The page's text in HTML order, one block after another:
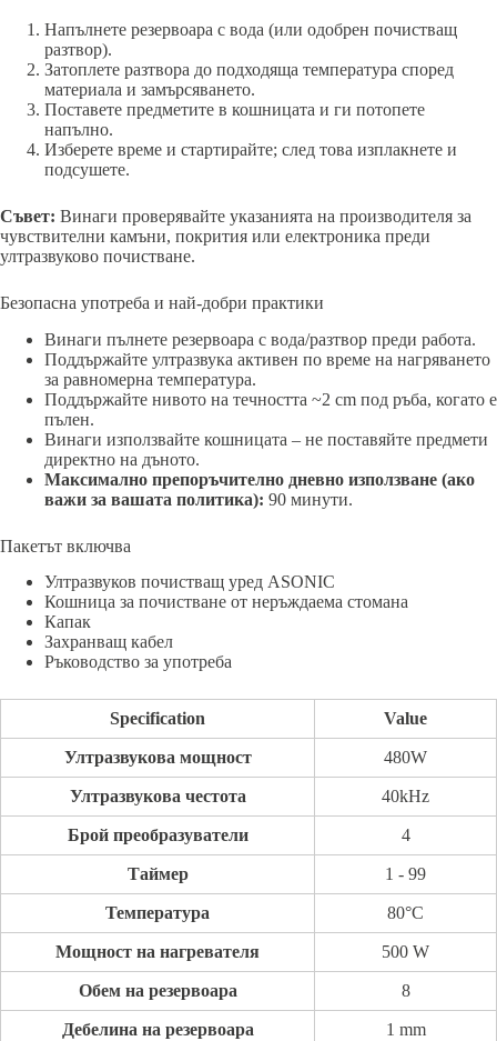
Напълнете резервоара с вода (или одобрен почистващ
разтвор).
Затоплете разтвора до подходяща температура според
материала и замърсяването.
Поставете предметите в кошницата и ги потопете
напълно.
Изберете време и стартирайте; след това изплакнете и
подсушете.
Съвет: Винаги проверявайте указанията на производителя за
чувствителни камъни, покрития или електроника преди
ултразвуково почистване.
Безопасна употреба и най-добри практики
Винаги пълнете резервоара с вода/разтвор преди работа.
Поддържайте ултразвука активен по време на нагряването
за равномерна температура.
Поддържайте нивото на течността ~2 cm под ръба, когато е
пълен.
Винаги използвайте кошницата – не поставяйте предмети
директно на дъното.
Максимално препоръчително дневно използване (ако
важи за вашата политика): 90 минути.
Пакетът включва
Ултразвуков почистващ уред ASONIC
Кошница за почистване от неръждаема стомана
Капак
Захранващ кабел
Ръководство за употреба
Specification Value
Ултразвукова мощност 480W
Ултразвукова честота 40kHz
Брой преобразуватели 4
Таймер 1 - 99
Температура 80°C
Мощност на нагревателя 500 W
Обем на резервоара 8
Дебелина на резервоара 1 mm